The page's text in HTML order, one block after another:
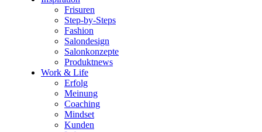
Frisuren
Step-by-Steps
Fashion
Salondesign
Salonkonzepte
Produktnews
Work & Life
Erfolg
Meinung
Coaching
Mindset
Kunden